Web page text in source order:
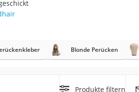
Blonde Perücken
Produkte filtern